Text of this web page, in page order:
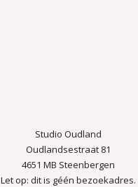
Studio Oudland
Oudlandsestraat 81
4651 MB Steenbergen
Let op: dit is géén bezoekadres.